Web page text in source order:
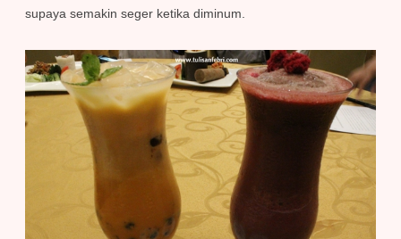
supaya semakin seger ketika diminum.